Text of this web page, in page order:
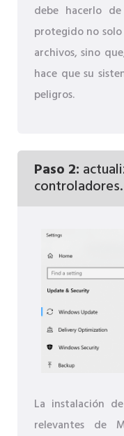
debe hacerlo
protegido no
archivos, sino
hace que su
peligros.
Paso 2:
controladores.
La instalación
relevantes de